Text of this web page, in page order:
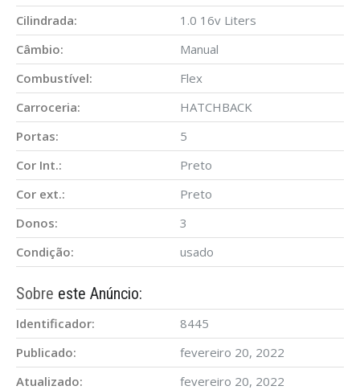
Cilindrada:
1.0 16v Liters
Câmbio:
Manual
Combustível:
Flex
Carroceria:
HATCHBACK
Portas:
5
Cor Int.:
Preto
Cor ext.:
Preto
Donos:
3
Condição:
usado
Sobre este Anúncio:
Identificador:
8445
Publicado:
fevereiro 20, 2022
Atualizado:
fevereiro 20, 2022